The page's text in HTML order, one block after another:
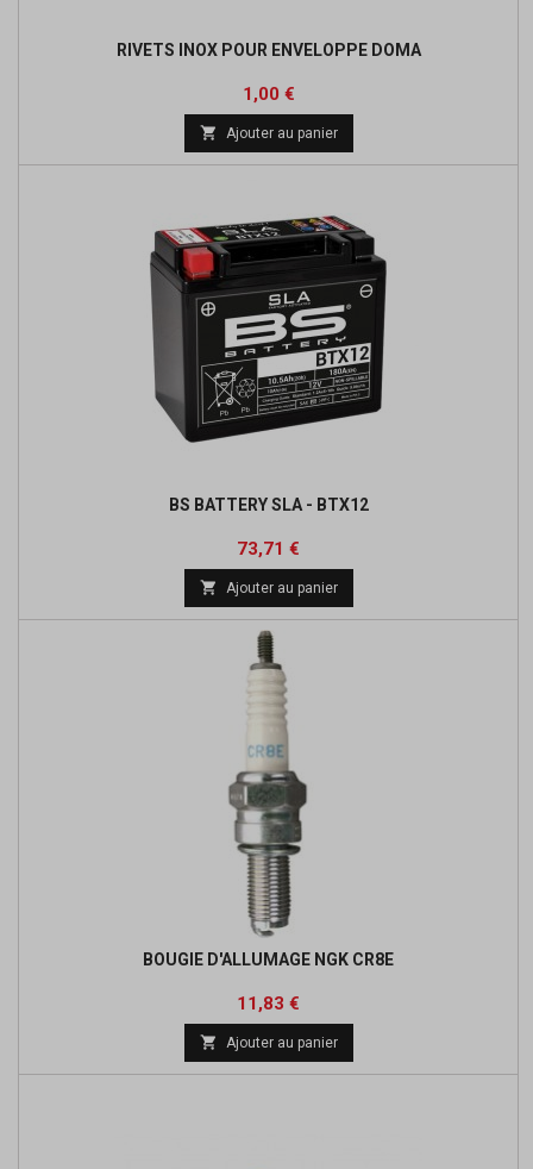
RIVETS INOX POUR ENVELOPPE DOMA
Prix
1,00 €
 Ajouter au panier
BS BATTERY SLA - BTX12
Prix
73,71 €
base
 Ajouter au panier
BOUGIE D'ALLUMAGE NGK CR8E
Prix
11,83 €
base
 Ajouter au panier